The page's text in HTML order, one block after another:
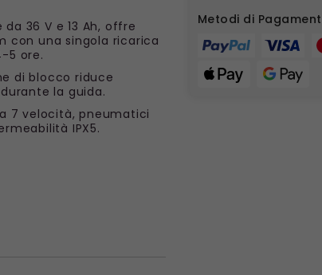
36 V e 13 Ah, offre
con una singola ricarica
5 ore.
di blocco riduce
la guida.
7 velocità, pneumatici
IPX5.
Metodi di